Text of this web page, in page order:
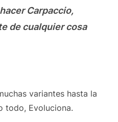
Carpaccio,
de cualquier cosa
variantes hasta la
todo, Evoluciona.